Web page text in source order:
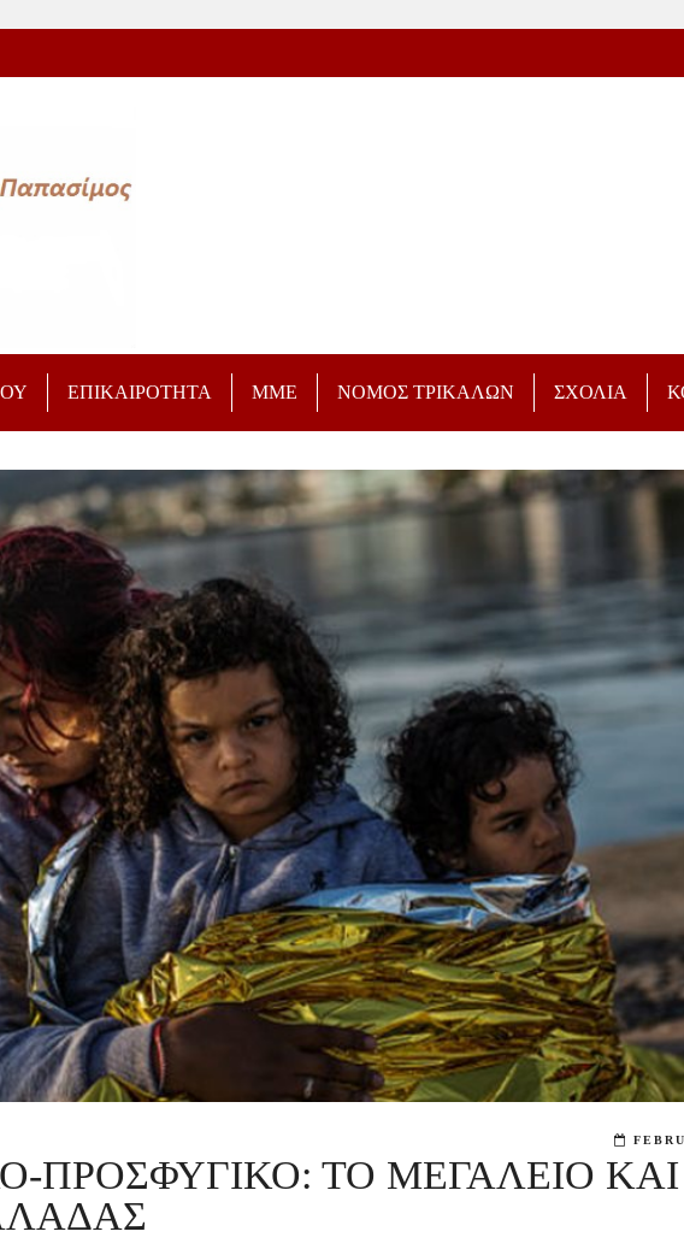
ΕΠΙΚΑΙΡΟΤΗΤΑ ΜΜΕ ΝΟΜΟΣ ΤΡΙΚΑΛΩΝ ΣΧΟΛΙΑ
ΠΡΟΣΦΥΓΙΚΟ: ΤΟ ΜΕΓΑΛΕΙΟ